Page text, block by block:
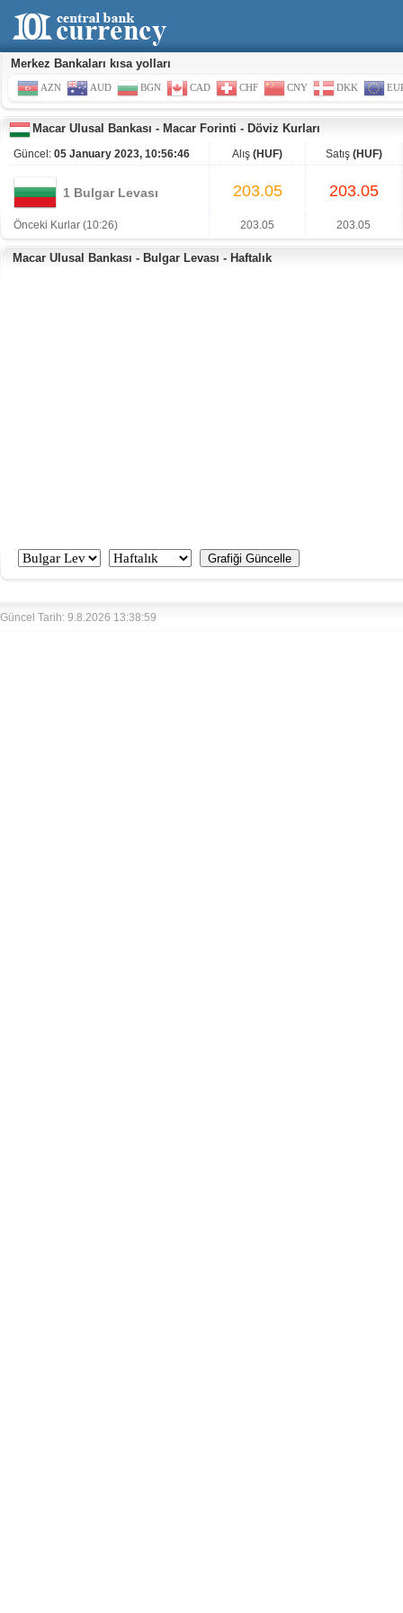
Merkez Bankaları kısa yolları
AZN AUD BGN CAD CHF CNY DKK
Macar Ulusal Bankası - Macar Forinti - Döviz Kurları
Güncel: 05 January 2023, 10:56:46 Alış (HUF) Satış (HUF)
1 Bulgar Levası 203.05 203.05
Önceki Kurlar (10:26) 203.05 203.05
Macar Ulusal Bankası - Bulgar Levası - Haftalık
Güncel Tarih: 9.8.2026 13:38:59